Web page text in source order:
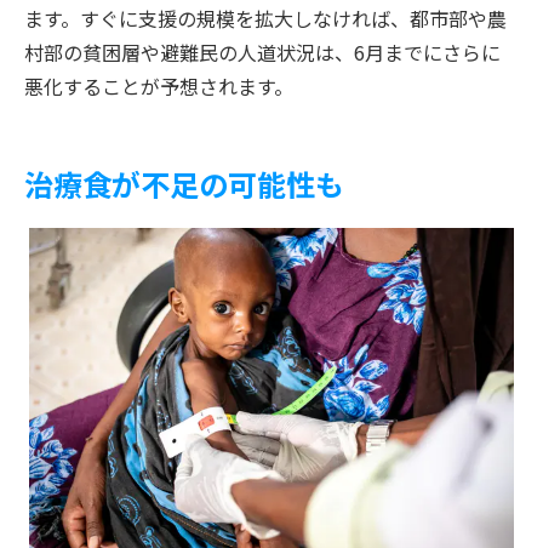
ます。すぐに支援の規模を拡大しなければ、都市部や農
村部の貧困層や避難民の人道状況は、6月までにさらに
悪化することが予想されます。
治療食が不足の可能性も